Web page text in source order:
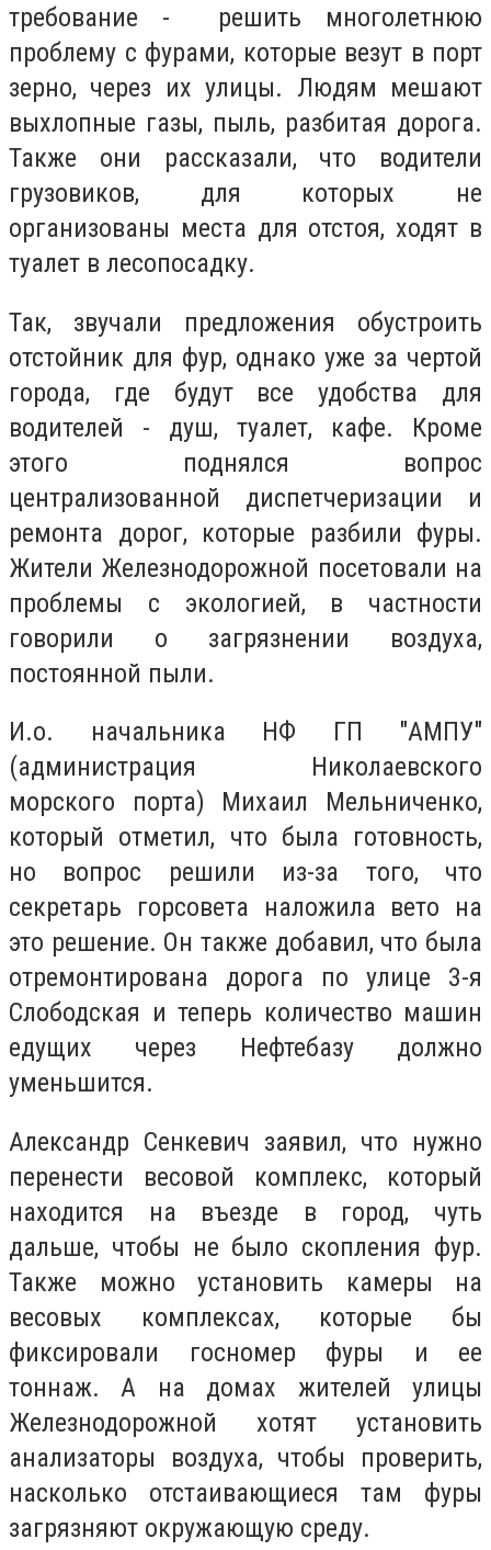
требование - решить многолетнюю
проблему с фурами, которые везут в порт
зерно, через их улицы. Людям мешают
выхлопные газы, пыль, разбитая дорога.
Также они рассказали, что водители
грузовиков, для которых не
организованы места для отстоя, ходят в
туалет в лесопосадку.
Так, звучали предложения обустроить
отстойник для фур, однако уже за чертой
города, где будут все удобства для
водителей - душ, туалет, кафе. Кроме
этого поднялся вопрос
централизованной диспетчеризации и
ремонта дорог, которые разбили фуры.
Жители Железнодорожной посетовали на
проблемы с экологией, в частности
говорили о загрязнении воздуха,
постоянной пыли.
И.о. начальника НФ ГП "АМПУ"
(администрация Николаевского
морского порта) Михаил Мельниченко,
который отметил, что была готовность,
но вопрос решили из-за того, что
секретарь горсовета наложила вето на
это решение. Он также добавил, что была
отремонтирована дорога по улице 3-я
Слободская и теперь количество машин
едущих через Нефтебазу должно
уменьшится.
Александр Сенкевич заявил, что нужно
перенести весовой комплекс, который
находится на въезде в город, чуть
дальше, чтобы не было скопления фур.
Также можно установить камеры на
весовых комплексах, которые бы
фиксировали госномер фуры и ее
тоннаж. А на домах жителей улицы
Железнодорожной хотят установить
анализаторы воздуха, чтобы проверить,
насколько отстаивающиеся там фуры
загрязняют окружающую среду.